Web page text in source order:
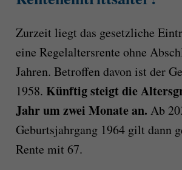
Zurzeit liegt das gesetzliche
eine Regelaltersrente ohne
Jahren. Betroffen davon ist der
1958. Künftig steigt die
Jahr um zwei Monate an. Ab
Geburtsjahrgang 1964 gilt dann
Rente mit 67.